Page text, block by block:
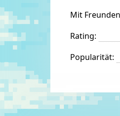
Mit
Rating:
Popularität: